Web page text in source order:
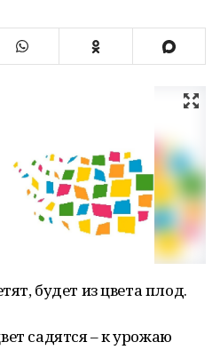
будет из цвета плод.
садятся – к урожаю